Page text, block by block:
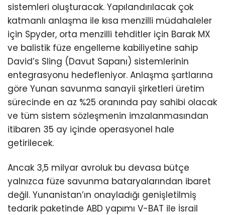
sistemleri oluşturacak. Yapılandırılacak çok
katmanlı anlaşma ile kısa menzilli müdahaleler
için Spyder, orta menzilli tehditler için Barak MX
ve balistik füze engelleme kabiliyetine sahip
David’s Sling (Davut Sapanı) sistemlerinin
entegrasyonu hedefleniyor. Anlaşma şartlarına
göre Yunan savunma sanayii şirketleri üretim
sürecinde en az %25 oranında pay sahibi olacak
ve tüm sistem sözleşmenin imzalanmasından
itibaren 35 ay içinde operasyonel hale
getirilecek.
Ancak 3,5 milyar avroluk bu devasa bütçe
yalnızca füze savunma bataryalarından ibaret
değil. Yunanistan’ın onayladığı genişletilmiş
tedarik paketinde ABD yapımı V-BAT ile İsrail